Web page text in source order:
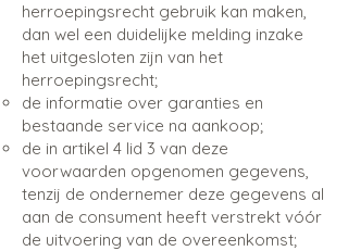
herroepingsrecht gebruik kan maken,
dan wel een duidelijke melding inzake
het uitgesloten zijn van het
herroepingsrecht;
de informatie over garanties en
bestaande service na aankoop;
de in artikel 4 lid 3 van deze
voorwaarden opgenomen gegevens,
tenzij de ondernemer deze gegevens al
aan de consument heeft verstrekt vóór
de uitvoering van de overeenkomst;